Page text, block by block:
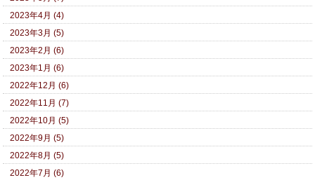
2023年4月 (4)
2023年3月 (5)
2023年2月 (6)
2023年1月 (6)
2022年12月 (6)
2022年11月 (7)
2022年10月 (5)
2022年9月 (5)
2022年8月 (5)
2022年7月 (6)